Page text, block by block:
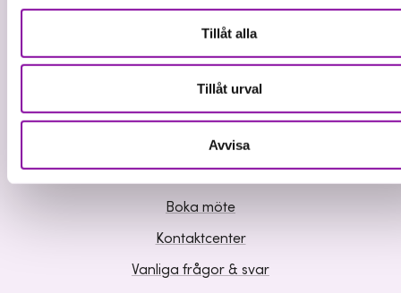
Tillåt alla
Tillåt urval
Avvisa
Lån
Riskkapital
Affärsutveckling
Kunskap och inspiration
Kontaktcenter
Boka möte
Kontaktcenter
Vanliga frågor & svar